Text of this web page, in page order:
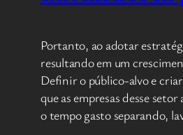
Portanto, ao adotar
resultando em um
Definir o público-alvo e
que as empresas desse
o tempo gasto separando,